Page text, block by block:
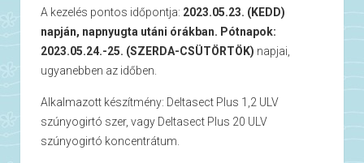
A kezelés pontos időpontja: 2023.05.23. (KEDD)
napján, napnyugta utáni órákban. Pótnapok:
2023.05.24.-25. (SZERDA-CSÜTÖRTÖK) napjai,
ugyanebben az időben.
Alkalmazott készítmény: Deltasect Plus 1,2 ULV
szúnyogirtó szer, vagy Deltasect Plus 20 ULV
szúnyogirtó koncentrátum.